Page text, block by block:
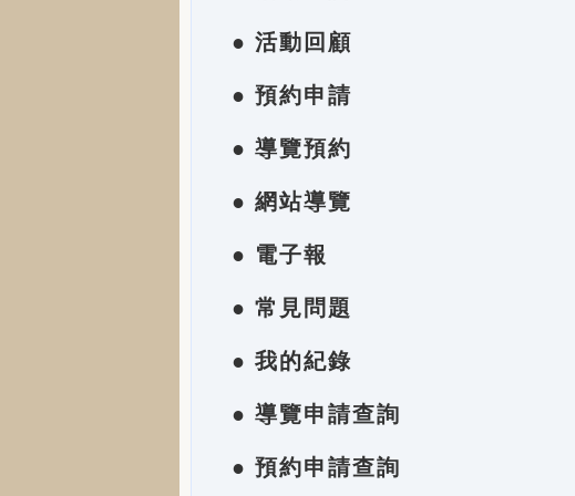
● 活動回顧
● 預約申請
● 導覽預約
● 網站導覽
● 電子報
● 常見問題
● 我的紀錄
● 導覽申請查詢
● 預約申請查詢